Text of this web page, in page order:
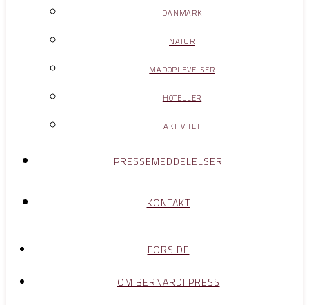
DANMARK
NATUR
MADOPLEVELSER
HOTELLER
AKTIVITET
PRESSEMEDDELELSER
KONTAKT
FORSIDE
OM BERNARDI PRESS